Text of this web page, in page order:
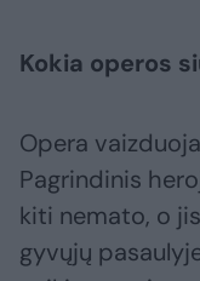
Kokia operos
Opera
Pagrindinis
kiti nemato, o
gyvųjų